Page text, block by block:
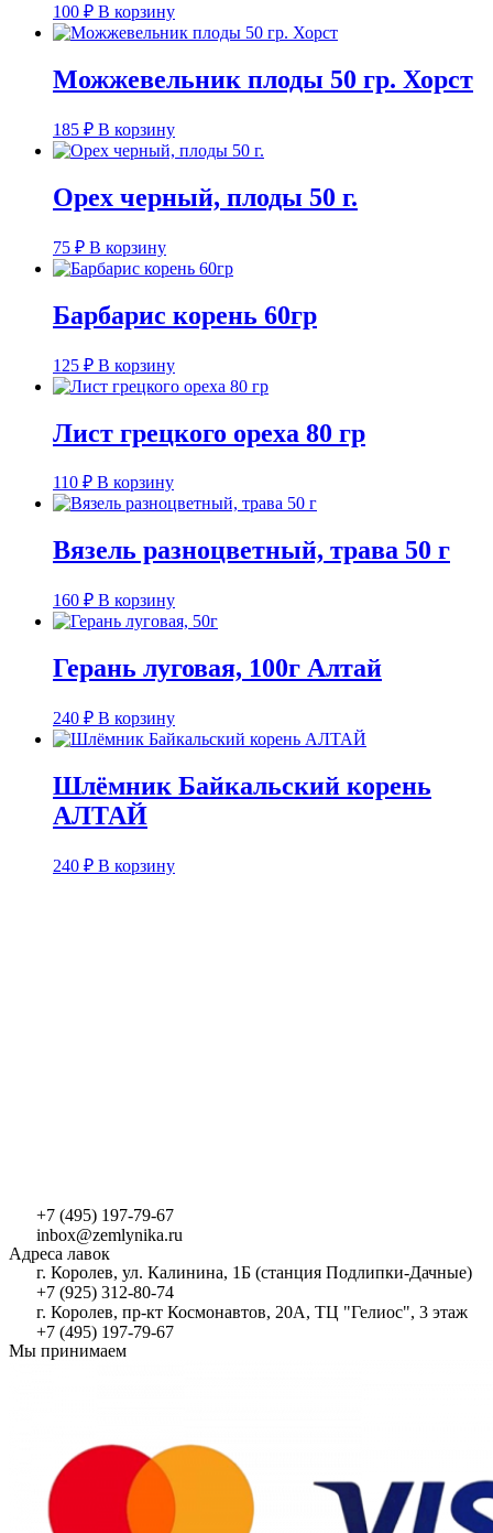
100 ₽ В корзину
Можжевельник плоды 50 гр. Хорст
185 ₽ В корзину
Орех черный, плоды 50 г.
75 ₽ В корзину
Барбарис корень 60гр
125 ₽ В корзину
Лист грецкого ореха 80 гр
110 ₽ В корзину
Вязель разноцветный, трава 50 г
160 ₽ В корзину
Герань луговая, 100г Алтай
240 ₽ В корзину
Шлёмник Байкальский корень
АЛТАЙ
240 ₽ В корзину
+7 (495) 197-79-67
inbox@zemlynika.ru
Адреса лавок
г. Королев, ул. Калинина, 1Б (станция Подлипки-Дачные)
+7 (925) 312-80-74
г. Королев, пр-кт Космонавтов, 20А, ТЦ "Гелиос", 3 этаж
+7 (495) 197-79-67
Мы принимаем